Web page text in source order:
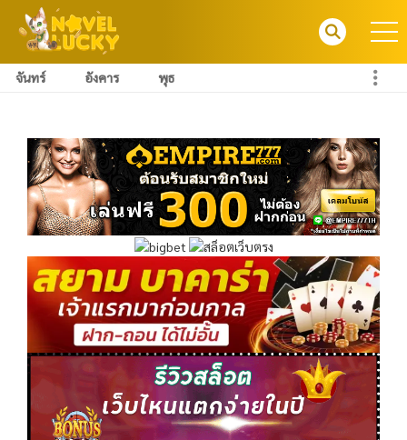
จันทร์ อังคาร พุธ